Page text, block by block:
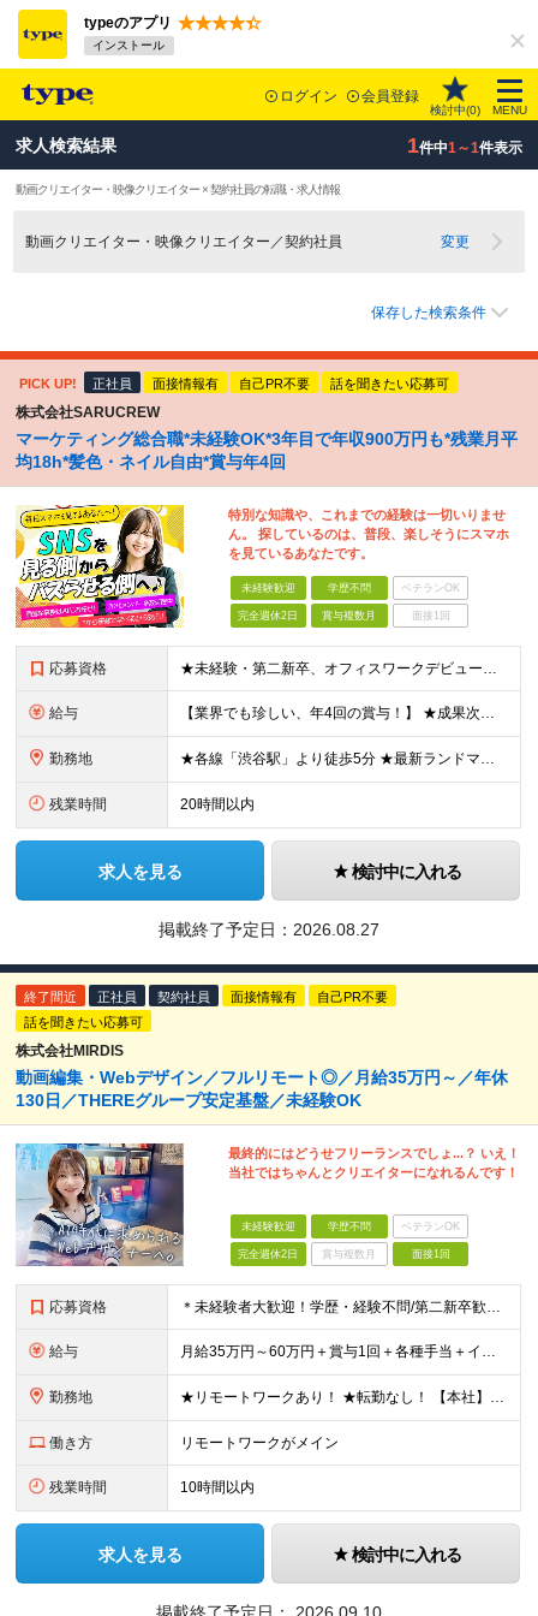
typeのアプリ
インストール
ログイン 会員登録
検討中(0) MENU
求人検索結果 1件中1～1件表示
動画クリエイター・映像クリエイター × 契約社員の転職・求人情報
動画クリエイター・映像クリエイター／契約社員 変更
保存した検索条件
PICK UP! 正社員 面接情報有 自己PR不要 話を聞きたい応募可
株式会社SARUCREW
マーケティング総合職*未経験OK*3年目で年収900万円も*残業月平
均18h*髪色・ネイル自由*賞与年4回
特別な知識や、これまでの経験は一切いりませ
ん。 探しているのは、普段、楽しそうにスマホ
を見ているあなたです。
未経験歓迎 学歴不問 ベテランOK
完全週休2日 賞与複数月 面接1回
応募資格 ★未経験・第二新卒、オフィスワークデビュー大歓迎 ★平均年齢は28.6歳！ ★20代の若手メンバーが中心になって活躍している職場です！ ●学歴不問 ※35歳以下の方（若年層の長期キャリア形成） ★こ
給与 【業界でも珍しい、年4回の賞与！】 ★成果次第でスピード昇給可 →20代で年収700万〜900万超も！ ■未経験：月給26〜30万円＋賞与年4回（業績による）＋各種手当 ※経験・スキルを考慮して決定
勤務地 ★各線「渋谷駅」より徒歩5分 ★最新ランドマークオフィスです！ ★転勤はありません 【本社】 東京都渋谷区道玄坂2-25-12 道玄坂通 dogenzaka-dori 5階 ※(変更の範囲)上記を除
残業時間 20時間以内
求人を見る 検討中に入れる
掲載終了予定日： 2026.08.27
終了間近 正社員 契約社員 面接情報有
自己PR不要
話を聞きたい応募可
株式会社MIRDIS
動画編集・Webデザイン／フルリモート◎／月給35万円～／年休
130日／THEREグループ安定基盤／未経験OK
最終的にはどうせフリーランスでしょ...？ いえ！
当社ではちゃんとクリエイターになれるんです！
未経験歓迎 学歴不問 ベテランOK
完全週休2日 賞与複数月 面接1回
応募資格 ＊未経験者大歓迎！学歴・経験不問/第二新卒歓迎/6ヶ月の充実研修/WEB面接可能＊ ▼未経験歓迎＆完全ポテンシャル採用！▼ 基礎のキソから学べる研修があるので経験は一切不問！ 面接では「あなたの想
給与 月給35万円～60万円＋賞与1回＋各種手当＋インセンティブ ★Point：経験者の方は100％年収UPでの待遇提示も可能！ 【インセンティブについて】 プロジェクト報酬：PJ単価に応じて支給 ※
勤務地 ★リモートワークあり！ ★転勤なし！ 【本社】東京都港区虎ノ門1-16-16 虎ノ門一丁目MGビル ∟虎ノ門駅から徒歩3分のピカピカのオフィス ※その他、1都3県を中心としたプロジェクト先 ※親会
働き方 リモートワークがメイン
残業時間 10時間以内
求人を見る 検討中に入れる